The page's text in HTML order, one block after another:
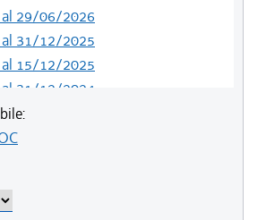
29/06/2026
31/12/2025
15/12/2025
31/12/2024
13/05/2024
11/08/2023
05/11/2021
11/08/2021